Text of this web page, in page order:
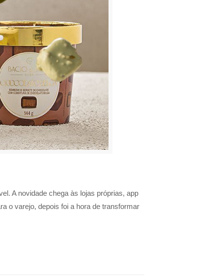
A novidade chega às lojas próprias, app
o varejo, depois foi a hora de transformar